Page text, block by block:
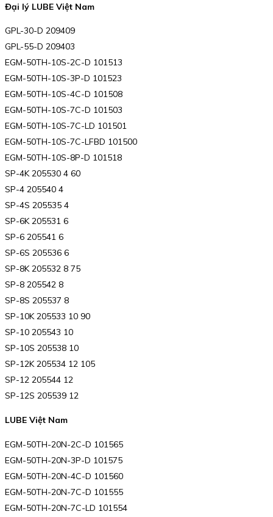
Đại lý LUBE Việt Nam
GPL-30-D 209409
GPL-55-D 209403
EGM-50TH-10S-2C-D 101513
EGM-50TH-10S-3P-D 101523
EGM-50TH-10S-4C-D 101508
EGM-50TH-10S-7C-D 101503
EGM-50TH-10S-7C-LD 101501
EGM-50TH-10S-7C-LFBD 101500
EGM-50TH-10S-8P-D 101518
SP-4K 205530 4 60
SP-4 205540 4
SP-4S 205535 4
SP-6K 205531 6
SP-6 205541 6
SP-6S 205536 6
SP-8K 205532 8 75
SP-8 205542 8
SP-8S 205537 8
SP-10K 205533 10 90
SP-10 205543 10
SP-10S 205538 10
SP-12K 205534 12 105
SP-12 205544 12
SP-12S 205539 12
LUBE Việt Nam
EGM-50TH-20N-2C-D 101565
EGM-50TH-20N-3P-D 101575
EGM-50TH-20N-4C-D 101560
EGM-50TH-20N-7C-D 101555
EGM-50TH-20N-7C-LD 101554